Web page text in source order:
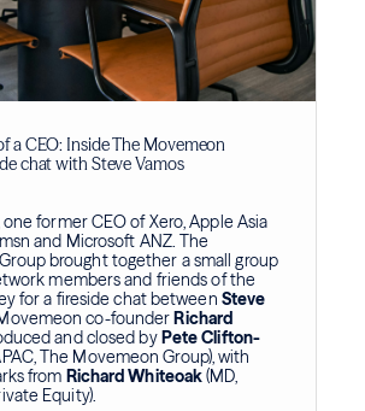
a CEO: Inside The Movemeon
chat with Steve Vamos
former CEO of Xero, Apple Asia
and Microsoft ANZ. The
brought together a small group
members and friends of the
for a fireside chat between Steve
co-founderRichard
and closed byPete Clifton-
The Movemeon Group), with
from Richard Whiteoak(MD,
Equity).